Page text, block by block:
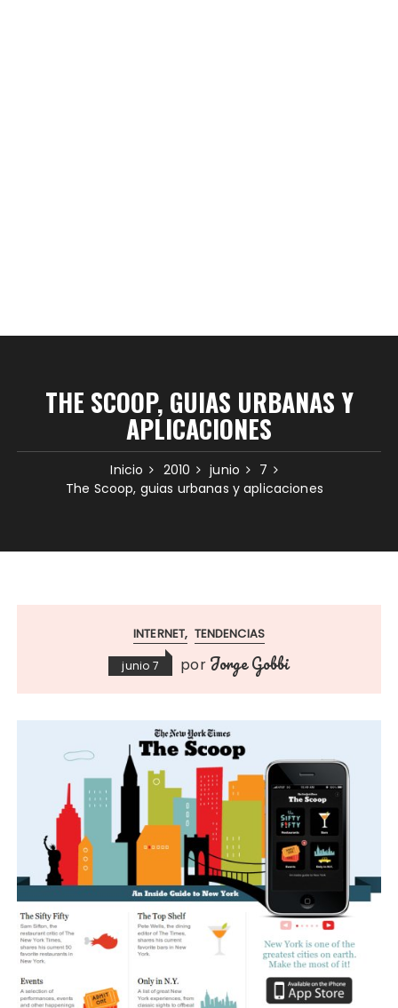
THE SCOOP, GUIAS URBANAS Y
APLICACIONES
Inicio 2010 junio
7
The Scoop, guias urbanas y aplicaciones
INTERNET TENDENCIAS
junio 7 por Jorge Gobbi